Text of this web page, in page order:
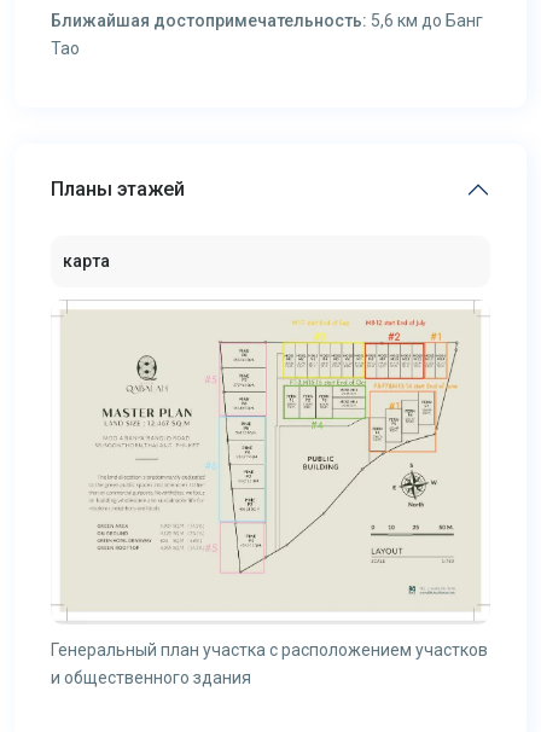
Ближайшая достопримечательность: 5,6 км до Банг
Тао
Планы этажей
карта
Генеральный план участка с расположением участков
и общественного здания